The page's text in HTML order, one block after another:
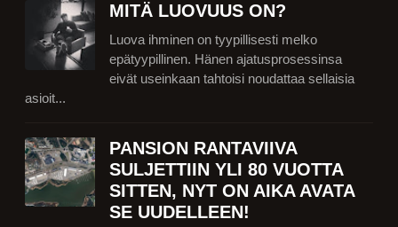
MITÄ LUOVUUS ON?
Luova ihminen on tyypillisesti melko
epätyypillinen. Hänen ajatusprosessinsa
eivät useinkaan tahtoisi noudattaa sellaisia
asioit...
PANSION RANTAVIIVA
SULJETTIIN YLI 80 VUOTTA
SITTEN, NYT ON AIKA AVATA
SE UUDELLEEN!